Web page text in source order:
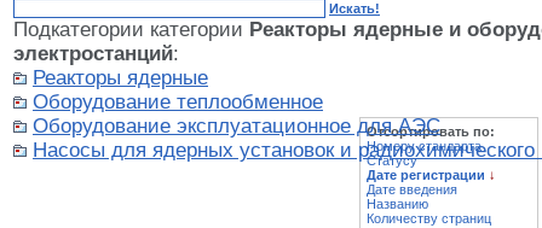
Искать!
Подкатегории категории Реакторы ядерные и
электростанций:
Реакторы ядерные
Оборудование теплообменное
Оборудование эксплуатационное для АЭС
Насосы для ядерных установок и радиохимического
Отсортировать по:
Номеру стандарта
Статусу
Дате регистрации ↓
Дате введения
Названию
Количеству страниц